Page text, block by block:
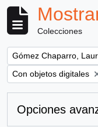
Colecciones
Remove filter:
Gómez Chaparro,
Remove filter:
Con objetos digitales
Opciones